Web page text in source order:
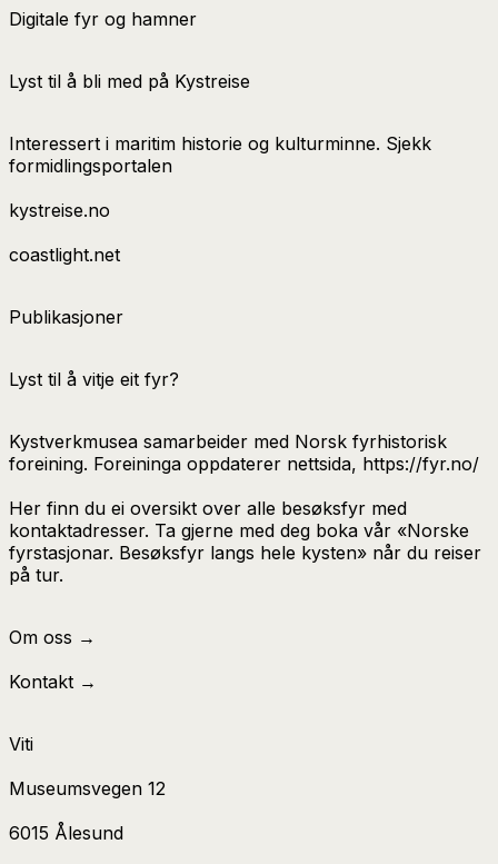
Digitale fyr og hamner
Lyst til å bli med på Kystreise
Interessert i maritim historie og kulturminne. Sjekk
formidlingsportalen
kystreise.no
coastlight.net
Publikasjoner
Lyst til å vitje eit fyr?
Kystverkmusea samarbeider med Norsk fyrhistorisk
foreining. Foreininga oppdaterer nettsida, https://fyr.no/
Her finn du ei oversikt over alle besøksfyr med
kontaktadresser. Ta gjerne med deg boka vår «Norske
fyrstasjonar. Besøksfyr langs hele kysten» når du reiser
på tur.
Om oss →
Kontakt →
Viti
Museumsvegen 12
6015 Ålesund